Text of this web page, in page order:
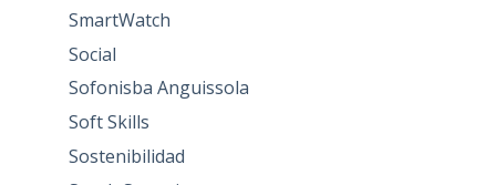
SmartWatch
Social
Sofonisba Anguissola
Soft Skills
Sostenibilidad